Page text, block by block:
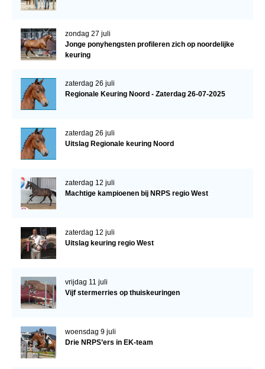
zondag 27 juli
Jonge ponyhengsten profileren zich op noordelijke
keuring
zaterdag 26 juli
Regionale Keuring Noord - Zaterdag 26-07-2025
zaterdag 26 juli
Uitslag Regionale keuring Noord
zaterdag 12 juli
Machtige kampioenen bij NRPS regio West
zaterdag 12 juli
Uitslag keuring regio West
vrijdag 11 juli
Vijf stermerries op thuiskeuringen
woensdag 9 juli
Drie NRPS’ers in EK-team